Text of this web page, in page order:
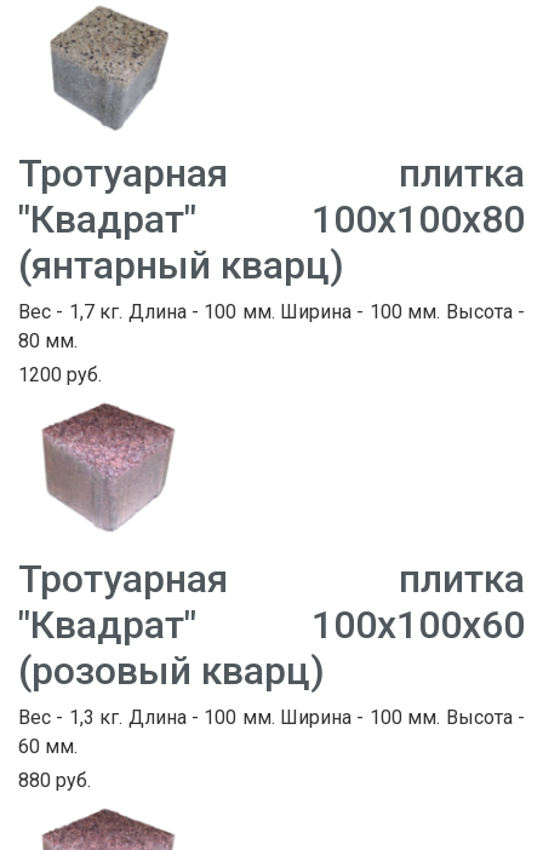
Тротуарная плитка
"Квадрат" 100х100х80
(янтарный кварц)
Вес - 1,7 кг. Длина - 100 мм. Ширина - 100 мм. Высота -
80 мм.
1200 руб.
Тротуарная плитка
"Квадрат" 100х100х60
(розовый кварц)
Вес - 1,3 кг. Длина - 100 мм. Ширина - 100 мм. Высота -
60 мм.
880 руб.